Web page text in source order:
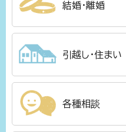
結婚・離婚
引越し・住まい
各種相談